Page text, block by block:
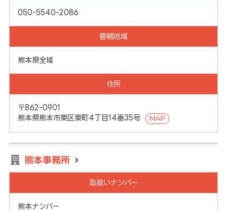
050-5540-2086
管轄地域
熊本県全域
住所
〒862-0901
熊本県熊本市東区東町4丁目14番35号
MAP
熊本事務所
取扱いナンバー
熊本ナンバー